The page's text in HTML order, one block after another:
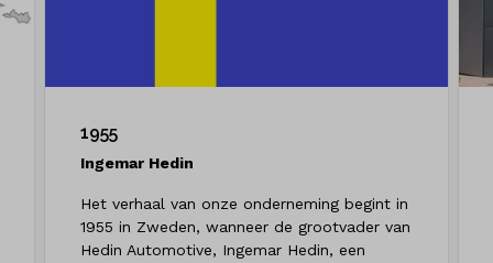
1955
Ingemar Hedin
Het verhaal van onze onderneming begint in
1955 in Zweden, wanneer de grootvader van
Hedin Automotive, Ingemar Hedin, een